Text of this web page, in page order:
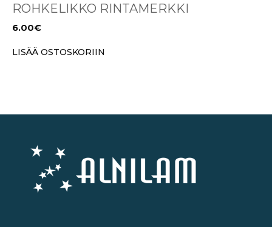
ROHKELIKKO RINTAMERKKI
6.00€
LISÄÄ OSTOSKORIIN